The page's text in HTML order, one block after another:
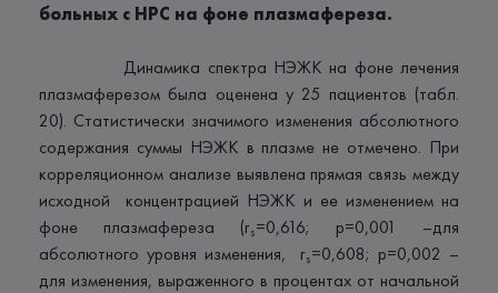
больных с НРС на фоне плазмафереза.
Динамика спектра НЭЖК на фоне лечения
плазмаферезом была оценена у 25 пациентов (табл.
20). Статистически значимого изменения абсолютного
содержания суммы НЭЖК в плазме не отмечено. При
корреляционном анализе выявлена прямая связь между
исходной концентрацией НЭЖК и ее изменением на
фоне плазмафереза (rs=0,616; p=0,001 –для
абсолютного уровня изменения, rs=0,608; p=0,002 –
для изменения, выраженного в процентах от начальной